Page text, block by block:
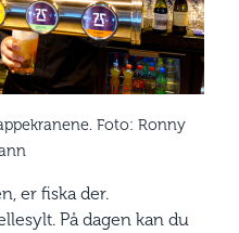
Foto: Ronny
er fiska der.
På dagen kan du